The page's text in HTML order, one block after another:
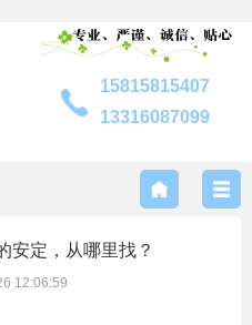
15815815407
13316087099
安定，从哪里找？
12:06:59